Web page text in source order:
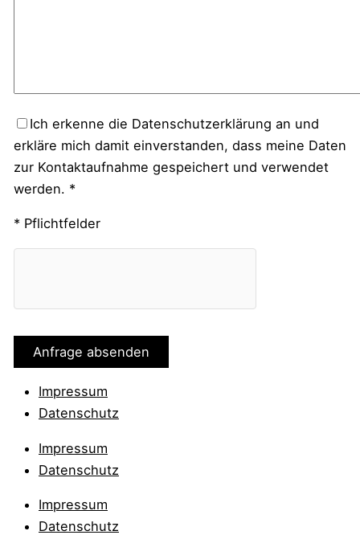
Ich erkenne die Datenschutzerklärung an und
erkläre mich damit einverstanden, dass meine Daten
zur Kontaktaufnahme gespeichert und verwendet
werden. *
* Pflichtfelder
Impressum
Datenschutz
Impressum
Datenschutz
Impressum
Datenschutz